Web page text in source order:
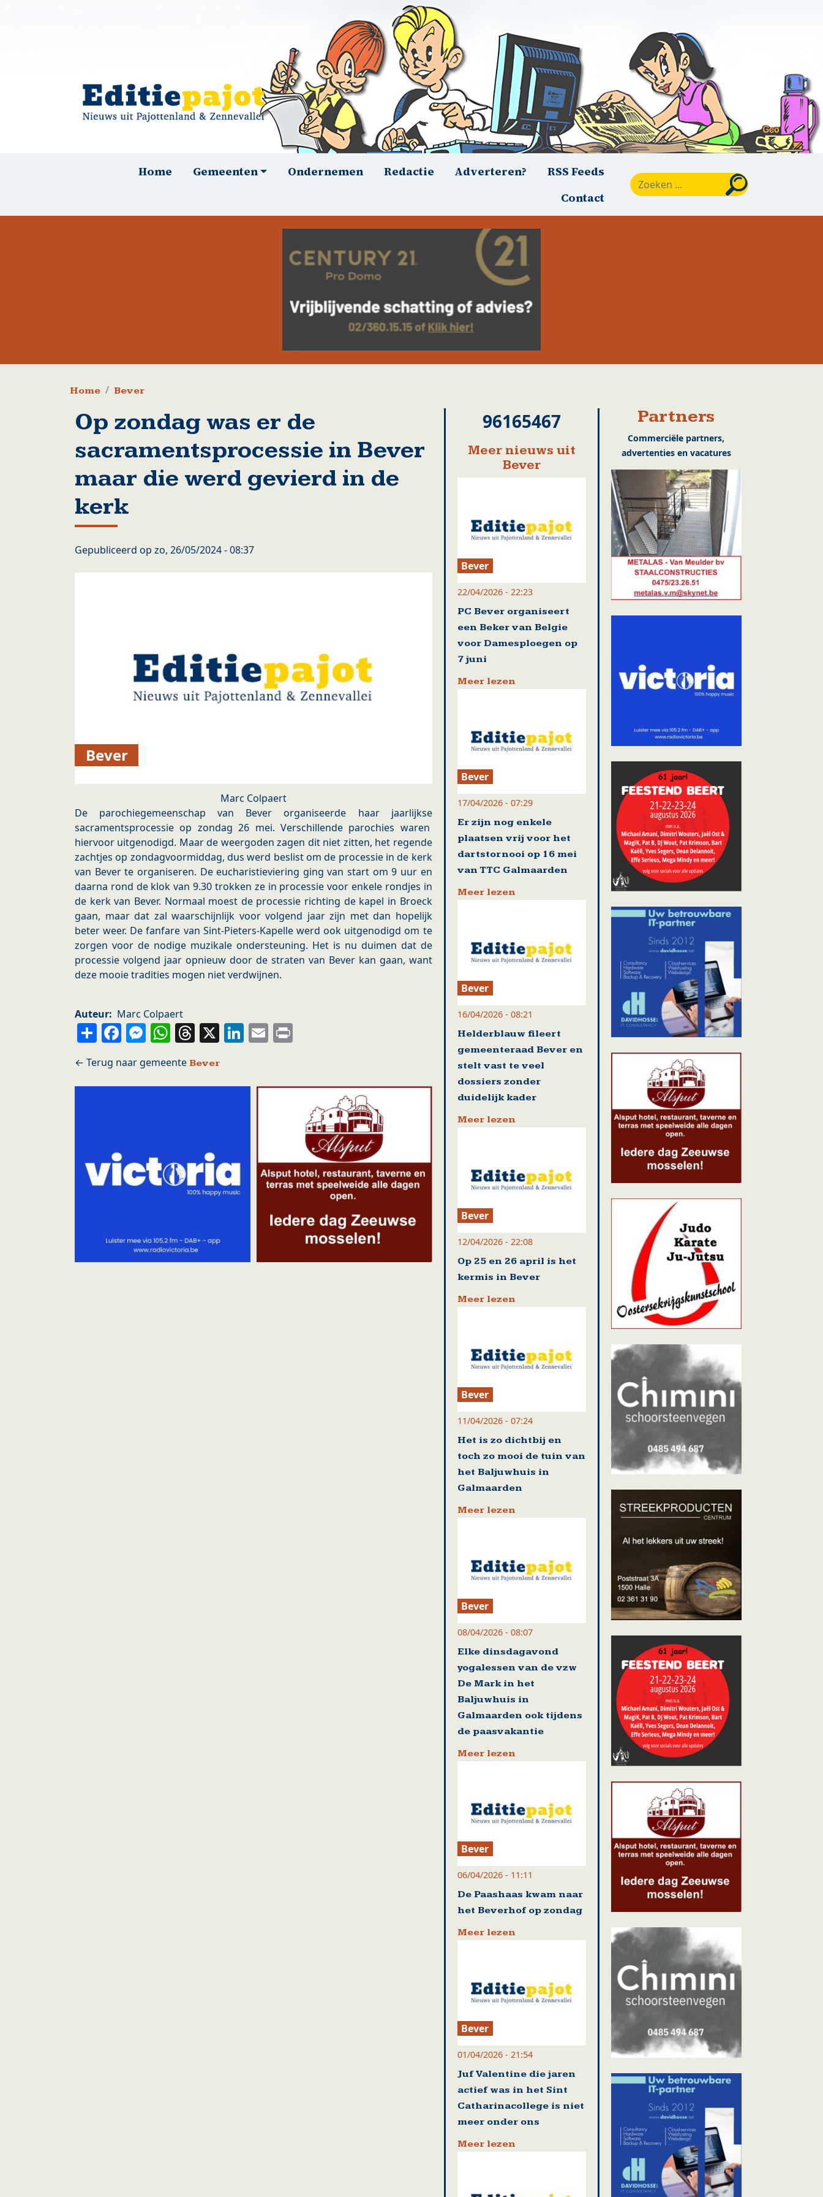
HoofdnavigatieHome Gemeenten Ondernemen Redactie Adverteren?
RSS Feeds
Contact
Kruimelpad
Home Bever
Op zondag was er de
sacramentsprocessie in Bever
maar die werd gevierd in de
kerk
Gepubliceerd op zo, 26/05/2024 - 08:37
Bever
Marc Colpaert
De parochiegemeenschap van Bever organiseerde haar jaarlijkse
sacramentsprocessie op zondag 26 mei. Verschillende parochies waren
hiervoor uitgenodigd. Maar de weergoden zagen dit niet zitten, het regende
zachtjes op zondagvoormiddag, dus werd beslist om de processie in de kerk
van Bever te organiseren. De eucharistieviering ging van start om 9 uur en
daarna rond de klok van 9.30 trokken ze in processie voor enkele rondjes in
de kerk van Bever. Normaal moest de processie richting de kapel in Broeck
gaan, maar dat zal waarschijnlijk voor volgend jaar zijn met dan hopelijk
beter weer. De fanfare van Sint-Pieters-Kapelle werd ook uitgenodigd om te
zorgen voor de nodige muzikale ondersteuning. Het is nu duimen dat de
processie volgend jaar opnieuw door de straten van Bever kan gaan, want
deze mooie tradities mogen niet verdwijnen.
Auteur Marc Colpaert
ShareFacebook
Messenger
WhatsApp
Threads
X LinkedIn
Email
Bever
96165467
Meer nieuws uit
Bever
Bever
22/04/2026 - 22:23
PC Bever organiseert
een Beker van Belgie
voor Damesploegen op
7 juni
Meer lezen
Bever
17/04/2026 - 07:29
Er zijn nog enkele
plaatsen vrij voor het
dartstornooi op 16 mei
van TTC Galmaarden
Meer lezen
Bever
16/04/2026 - 08:21
Helderblauw fileert
gemeenteraad Bever en
stelt vast te veel
dossiers zonder
duidelijk kader
Meer lezen
Bever
12/04/2026 - 22:08
Op 25 en 26 april is het
kermis in Bever
Meer lezen
Bever
11/04/2026 - 07:24
Het is zo dichtbij en
toch zo mooi de tuin van
het Baljuwhuis in
Galmaarden
Meer lezen
Bever
08/04/2026 - 08:07
Elke dinsdagavond
yogalessen van de vzw
De Mark in het
Baljuwhuis in
Galmaarden ook tijdens
de paasvakantie
Meer lezen
Bever
06/04/2026 - 11:11
De Paashaas kwam naar
het Beverhof op zondag
Meer lezen
Bever
01/04/2026 - 21:54
Juf Valentine die jaren
actief was in het Sint
Catharinacollege is niet
meer onder ons
Meer lezen
Partners
Commerciële partners,
advertenties en vacatures